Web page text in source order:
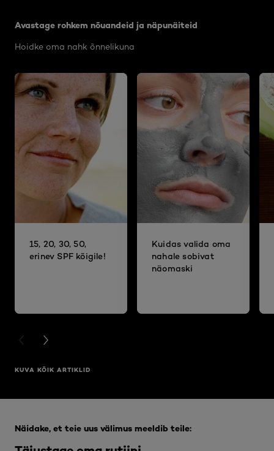
Avastage rohkem nõuandeid ja näpunäiteid
Hoidke oma nahk õnnelikuna
15, 20, 30, 50,
erinev SPF kõigile!
Kuidas valida oma
nahale sobivat
näomaski
PREVIOUS CARD
NEXT CARD
KUVA KÕIK ARTIKLID
Näidake, et teie uus välimus meeldib teile: